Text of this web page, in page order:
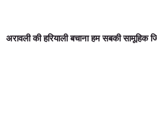
अरावली की हरियाली बचाना हम सबकी सामूहिक